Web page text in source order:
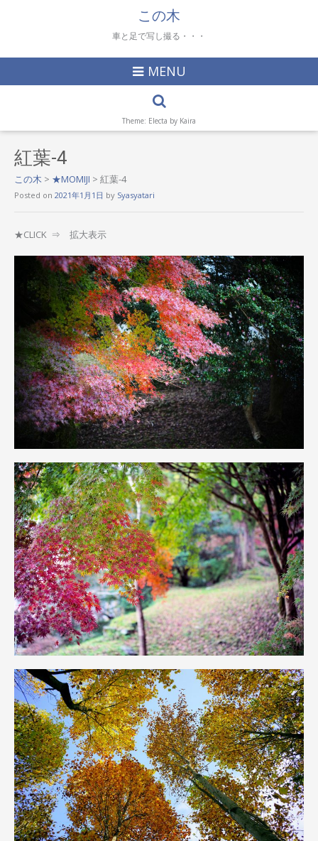
この木
車と足で写し撮る・・・
MENU
Theme: Electa by Kaira
紅葉-4
この木 > ★MOMIJI > 紅葉-4
Posted on 2021年1月1日 by Syasyatari
★CLICK ⇒ 拡大表示